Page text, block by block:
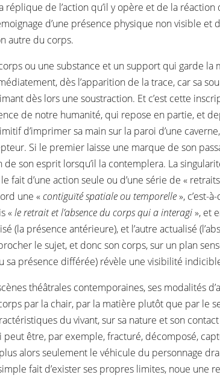
de l’action qu’il y opère et de la réaction
d’une présence physique non visible et
autre du corps.
ou une substance et un support qui garde la
dès l’apparition de la trace, car sa
dès lors une soustraction. Et c’est cette
de notre humanité, qui repose en partie, et
d’imprimer sa main sur la paroi d’une
Si le premier laisse une marque de son
son esprit lorsqu’il la contemplera. La
d’une action seule ou d’une série de «
une «contiguïté spatiale ou temporelle», c’est-
«le retrait et l’absence du corps qui a interagi», et
présence antérieure), et l’autre actualisé
le sujet, et donc son corps, sur un plan
sa présence différée) révèle une visibilité
théâtrales contemporaines, ses modalités
par la chair, par la matière plutôt que par le
du vivant, sur sa nature et son
être, par exemple, fracturé, décomposé,
alors seulement le véhicule du personnage
fait d’exister ses propres limites, noue une